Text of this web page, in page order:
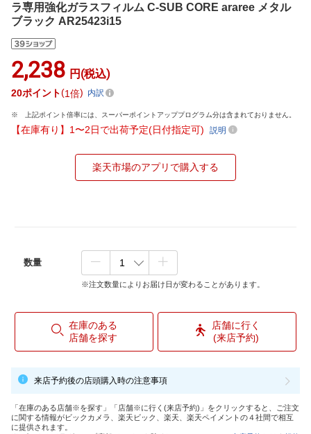
ラ専用強化ガラスフィルム C-SUB CORE araree メタル
ブラック AR25423i15
2,238 円(税込)
20ポイント 1倍 内訳
上記ポイント倍率には、スーパーポイントアッププログラム分は含まれておりません。
【在庫有り】1〜2日で出荷予定(日付指定可) 説明
楽天市場のアプリで購入する
数量
※注文数量によりお届け日が変わることがあります。
在庫のある
店舗を探す
店舗に行く
(来店予約)
来店予約後の店頭購入時の注意事項
「在庫のある店舗※を探す」「店舗※に行く(来店予約)」をクリックすると、ご注文
に関する情報がビックカメラ、楽天ビック、楽天、楽天ペイメントの４社間で相互
に提供されます。